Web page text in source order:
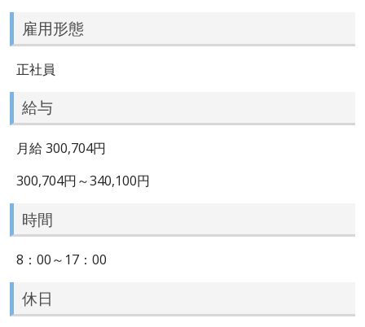
雇用形態
正社員
給与
月給 300,704円
300,704円～340,100円
時間
8：00～17：00
休日